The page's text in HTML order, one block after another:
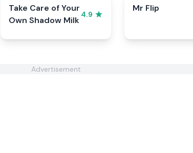
Take Care of Your
Own Shadow Milk
4.9
Mr Flip
Advertisement